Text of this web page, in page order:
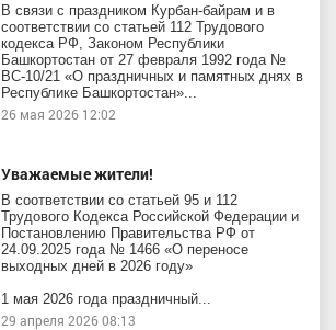
В связи с праздником Курбан-байрам и в
соответствии со статьей 112 Трудового
кодекса РФ, Законом Республики
Башкортостан от 27 февраля 1992 года №
ВС-10/21 «О праздничных и памятных днях в
Республике Башкортостан»...
26 мая 2026 12:02
Уважаемые жители!
В соответствии со статьей 95 и 112
Трудового Кодекса Российской Федерации и
Постановлению Правительства РФ от
24.09.2025 года № 1466 «О переносе
выходных дней в 2026 году»
1 мая 2026 года праздничный...
29 апреля 2026 08:13